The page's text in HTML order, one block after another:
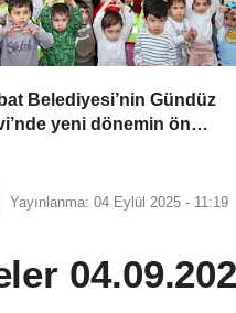
Belediyesi’nin Gündüz
yeni dönemin ön
Yayınlanma: 04 Eylül 2025 - 11:19